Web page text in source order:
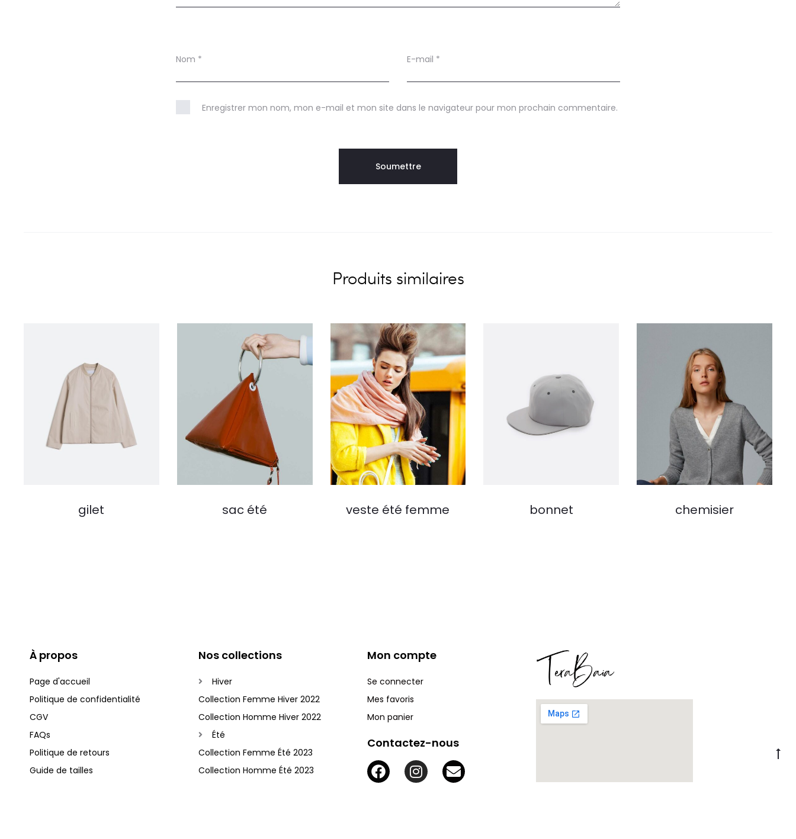
Nom * E-mail *
Enregistrer mon nom, mon e-mail et mon site dans le navigateur pour mon prochain commentaire.
Produits similaires
gilet sac été veste été femme bonnet chemisier
À propos
Page d'accueil
Politique de confidentialité
CGV
FAQs
Politique de retours
Guide de tailles
Nos collections
Hiver
Collection Femme Hiver 2022
Collection Homme Hiver 2022
Été
Collection Femme Été 2023
Collection Homme Été 2023
Mon compte
Se connecter
Mes favoris
Mon panier
Contactez-nous